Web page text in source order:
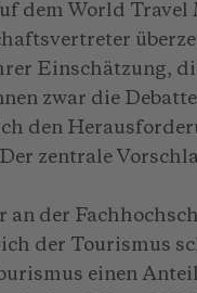
dem World
Einschätzung,
zwar die
den
zentrale
an der
der Tourismus
einen